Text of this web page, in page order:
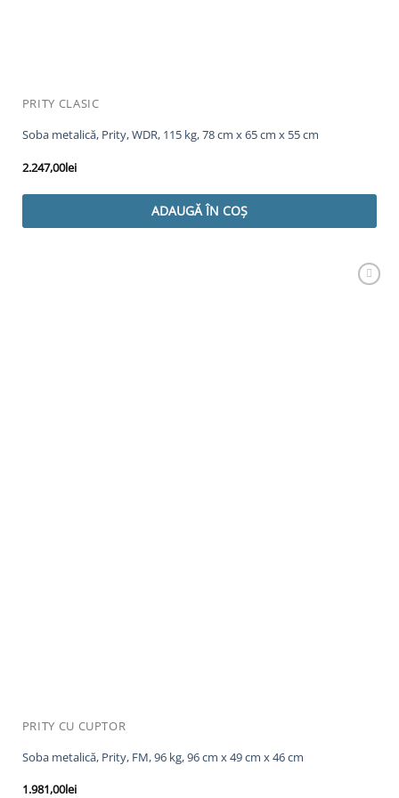
PRITY CLASIC
Soba metalică, Prity, WDR, 115 kg, 78 cm x 65 cm x 55 cm
2.247,00lei
ADAUGĂ ÎN COȘ
PRITY CU CUPTOR
Soba metalică, Prity, FM, 96 kg, 96 cm x 49 cm x 46 cm
1.981,00lei